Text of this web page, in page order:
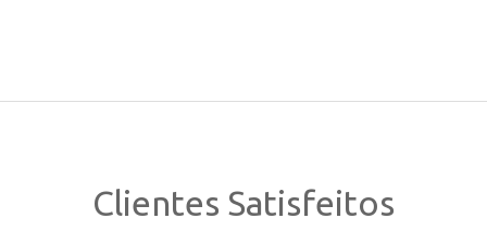
Clientes Satisfeitos